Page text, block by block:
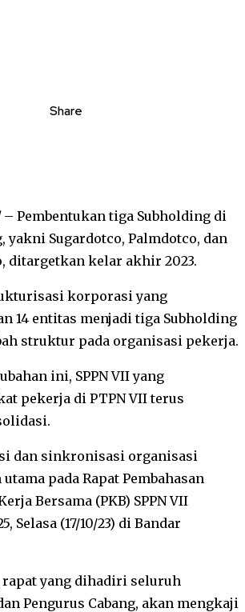
Share
– Pembentukan tiga Subholding di
yakni Sugardotco, Palmdotco, dan
ditargetkan kelar akhir 2023.
korporasi yang
14 entitas menjadi tiga Subholding
struktur pada organisasi pekerja.
ini, SPPN VII yang
pekerja di PTPN VII terus
dan sinkronisasi organisasi
pada Rapat Pembahasan
Bersama (PKB) SPPN VII
Selasa (17/10/23) di Bandar
rapat yang dihadiri seluruh
Pengurus Cabang, akan mengkaji